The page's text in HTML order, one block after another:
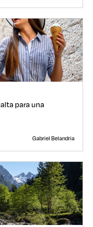
para una
Gabriel Belandria